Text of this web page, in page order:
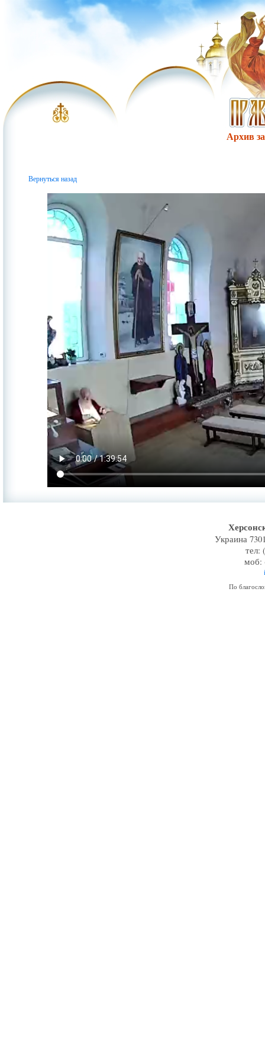
Архив
Вернуться назад
Украина
тел:
моб:
По